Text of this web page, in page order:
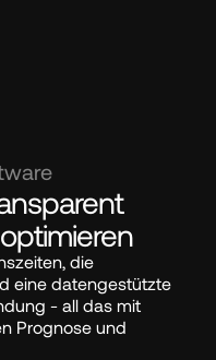
die
eine datengestützte
- all das mit
Prognose und